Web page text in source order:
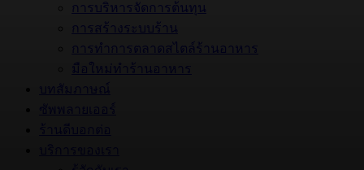
การบริหารจัดการต้นทุน
การสร้างระบบร้าน
การทำการตลาดสไตล์ร้านอาหาร